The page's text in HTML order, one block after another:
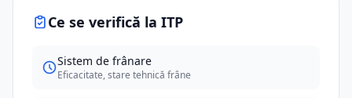
Ce se verifică la ITP
Sistem de frânare
Eficacitate, stare tehnică frâne